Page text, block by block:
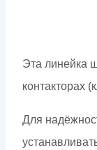
Эта линейка
контакторах
Для